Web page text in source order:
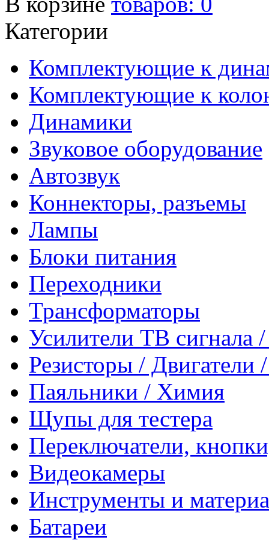
Категории
Комплектующие к
Комплектующие к
Динамики
Звуковое оборудование
Автозвук
Коннекторы, разъемы
Лампы
Блоки питания
Переходники
Трансформаторы
Усилители ТВ сигнала
Резисторы /
Паяльники / Химия
Щупы для тестера
Переключатели,
Видеокамеры
Инструменты и
Батареи